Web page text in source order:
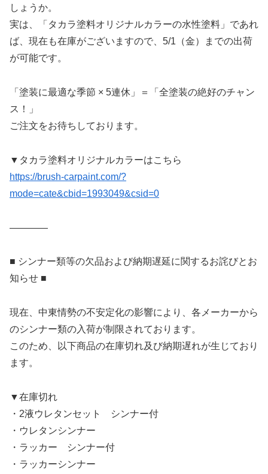
しょうか。
実は、「タカラ塗料オリジナルカラーの水性塗料」であれ
ば、現在も在庫がございますので、5/1（金）までの出荷
が可能です。
「塗装に最適な季節 × 5連休」＝「全塗装の絶好のチャン
ス！」
ご注文をお待ちしております。
▼タカラ塗料オリジナルカラーはこちら
https://brush-carpaint.com/?
mode=cate&cbid=1993049&csid=0
————
■ シンナー類等の欠品および納期遅延に関するお詫びとお
知らせ ■
現在、中東情勢の不安定化の影響により、各メーカーから
のシンナー類の入荷が制限されております。
このため、以下商品の在庫切れ及び納期遅れが生じており
ます。
▼在庫切れ
・2液ウレタンセット シンナー付
・ウレタンシンナー
・ラッカー シンナー付
・ラッカーシンナー